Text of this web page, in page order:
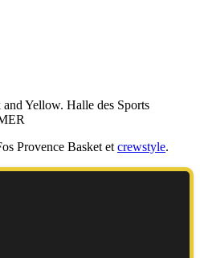
and Yellow. Halle des Sports
Provence Basket et crewstyle.